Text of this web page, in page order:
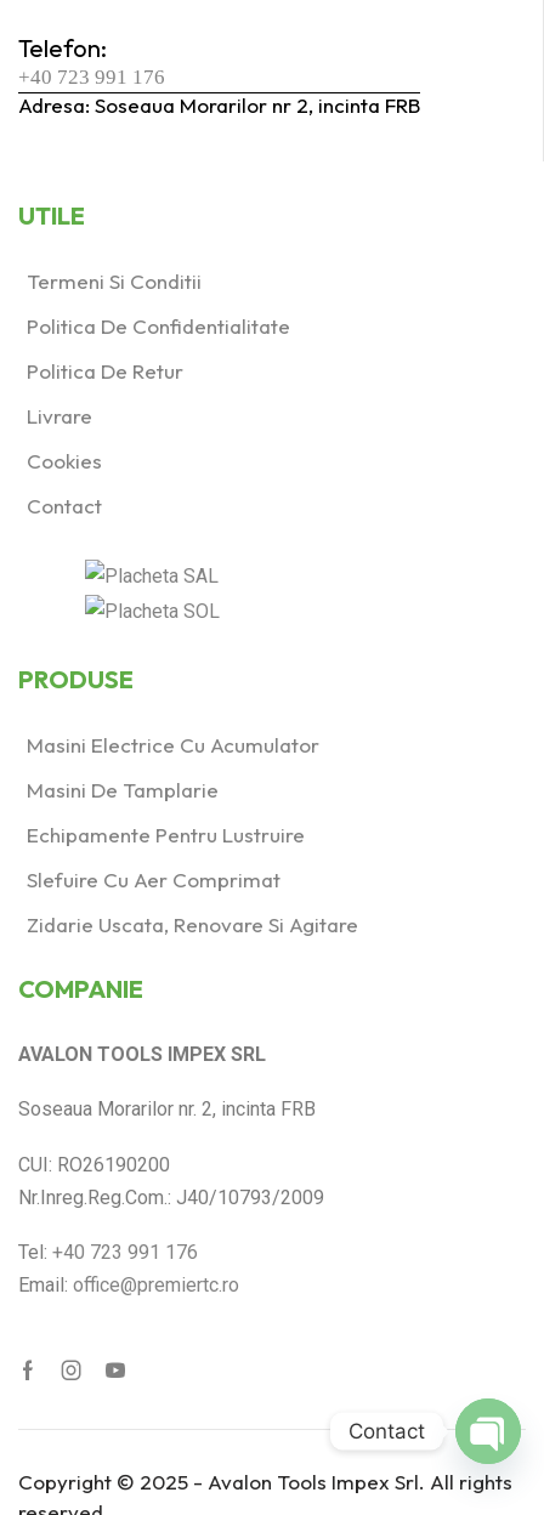
Telefon:
+40 723 991 176
Adresa: Soseaua Morarilor nr 2, incinta FRB
UTILE
Termeni Si Conditii
Politica De Confidentialitate
Politica De Retur
Livrare
Cookies
Contact
PRODUSE
Masini Electrice Cu Acumulator
Masini De Tamplarie
Echipamente Pentru Lustruire
Slefuire Cu Aer Comprimat
Zidarie Uscata, Renovare Si Agitare
COMPANIE
AVALON TOOLS IMPEX SRL
Soseaua Morarilor nr. 2, incinta FRB
CUI: RO26190200
Nr.Inreg.Reg.Com.: J40/10793/2009
Tel: +40 723 991 176
Email: office@premiertc.ro
Copyright © 2025 - Avalon Tools Impex Srl. All rights
Contact
Open